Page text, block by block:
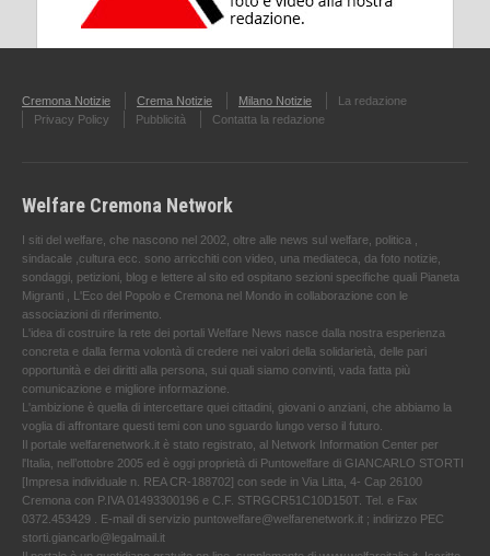
Cremona Notizie Crema Notizie Milano Notizie
La redazione
Privacy Policy
Pubblicità Contatta la redazione
Welfare Cremona Network
I siti del welfare, che nascono nel 2002, oltre alle news sul welfare, politica ,
sindacale ,cultura ecc. sono arricchiti con video, una mediateca, da foto notizie,
sondaggi, petizioni, blog e lettere al sito ed ospitano sezioni specifiche quali Pianeta
Migranti , L'Eco del Popolo e Cremona nel Mondo in collaborazione con le
associazioni di riferimento.
L'idea di costruire la rete dei portali Welfare News nasce dalla nostra esperienza
concreta e dalla ferma volontà di credere nei valori della solidarietà, delle pari
opportunità e dei diritti alla persona, sui quali siamo convinti, vada fatta più
comunicazione e migliore informazione.
L'ambizione è quella di intercettare quei cittadini, giovani o anziani, che abbiamo la
voglia di affrontare questi temi con uno sguardo lungo verso il futuro.
Il portale welfarenetwork.it è stato registrato, al Network Information Center per
l'Italia, nell’ottobre 2005 ed è oggi proprietà di Puntowelfare di GIANCARLO STORTI
[Impresa individuale n. REA CR-188702] con sede in Via Litta, 4- Cap 26100
Cremona con P.IVA 01493300196 e C.F. STRGCR51C10D150T. Tel. e Fax
0372.453429 . E-mail di servizio puntowelfare@welfarenetwork.it ; indirizzo PEC
storti.giancarlo@legalmail.it